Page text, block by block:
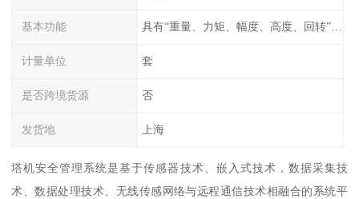
基本功能 具有“重量、力矩、幅度、高度、回转”等参数的显示、记录、报警功
计量单位 套
是否跨境货源 否
发货地 上海
塔机安全管理系统是基于传感器技术、嵌入式技术，数据采集技
术、数据处理技术、无线传感网络与远程通信技术相融合的系统平